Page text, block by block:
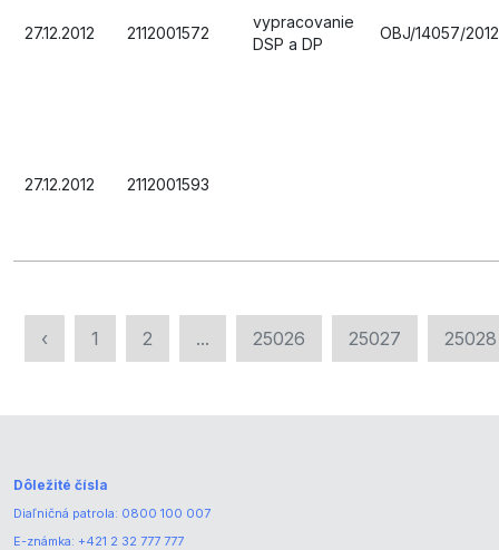
27.12.2012 2112001572
vypracovanie
DSP a DP
OBJ/14057/2012
27.12.2012 2112001593
‹ 1 2 ... 25026 25027 25028
Dôležité čísla
Diaľničná patrola: 0800 100 007
E-známka: +421 2 32 777 777